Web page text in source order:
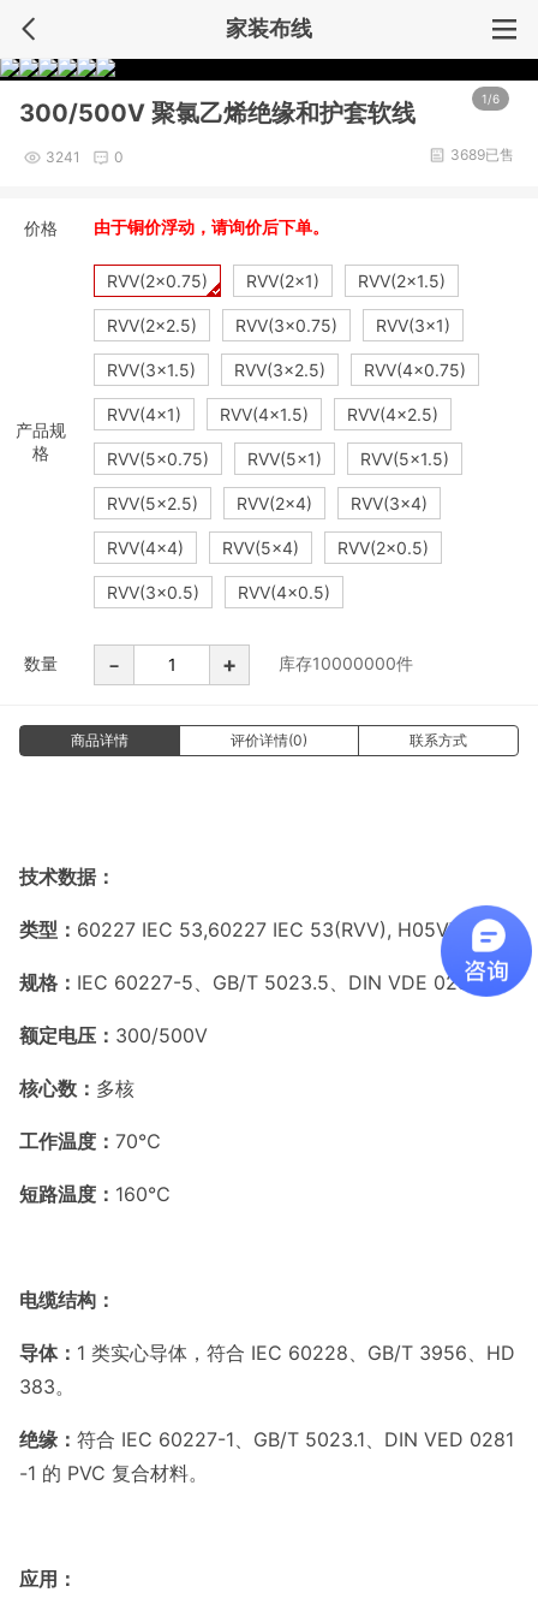
家装布线
1/6
300/500V 聚氯乙烯绝缘和护套软线
3241 0 3689已售
价格 由于铜价浮动，请询价后下单。
产品规
格
RVV(2×0.75) RVV(2×1) RVV(2×1.5)
RVV(2×2.5) RVV(3×0.75) RVV(3×1)
RVV(3×1.5) RVV(3×2.5) RVV(4×0.75)
RVV(4×1) RVV(4×1.5) RVV(4×2.5)
RVV(5×0.75) RVV(5×1) RVV(5×1.5)
RVV(5×2.5) RVV(2×4) RVV(3×4)
RVV(4×4) RVV(5×4) RVV(2×0.5)
RVV(3×0.5) RVV(4×0.5)
数量 - + 库存10000000件
商品详情 评价详情(0) 联系方式
技术数据：
类型： 60227 IEC 53,60227 IEC 53(RVV), H05VV-F
规格： IEC 60227-5、GB/T 5023.5、DIN VDE 0281-5
额定电压： 300/500V
核心数： 多核
工作温度： 70℃
短路温度： 160℃
电缆结构：
导体： 1 类实心导体，符合 IEC 60228、GB/T 3956、HD
383。
绝缘： 符合 IEC 60227-1、GB/T 5023.1、DIN VED 0281
-1 的 PVC 复合材料。
应用：